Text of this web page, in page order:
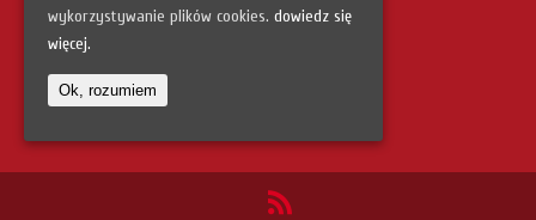
Fotogaleria
Kontakt
wykorzystywanie plików cookies. dowiedz się
więcej.
Ok, rozumiem